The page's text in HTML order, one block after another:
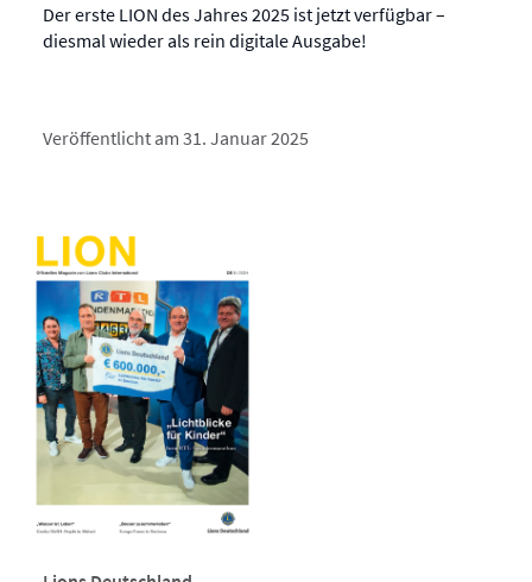
Der erste LION des Jahres 2025 ist jetzt verfügbar –
diesmal wieder als rein digitale Ausgabe!
Veröffentlicht am 31. Januar 2025